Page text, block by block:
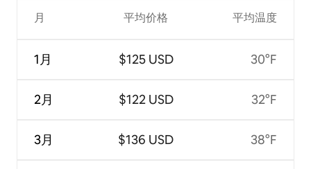
月
1月
2月
3月
平均价格
$125 USD
$122 USD
$136 USD
平均温度
30°F
32°F
38°F